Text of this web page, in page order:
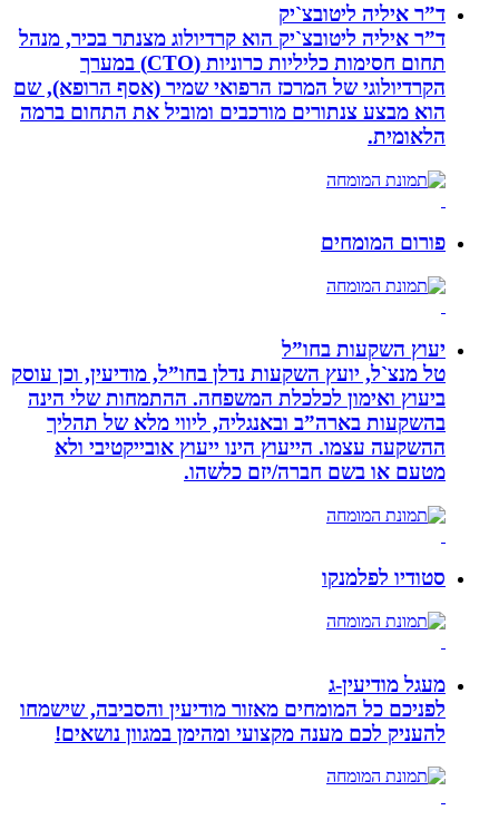
ד”ר איליה ליטובצ`יק
ד”ר איליה ליטובצ`יק הוא קרדיולוג מצנתר בכיר, מנהל
תחום חסימות כליליות כרוניות (CTO) במערך
הקרדיולוגי של המרכז הרפואי שמיר (אסף הרופא), שם
הוא מבצע צנתורים מורכבים ומוביל את התחום ברמה
הלאומית.
פורום המומחים
יעוץ השקעות בחו”ל
טל מנצ`ל, יועץ השקעות נדלן בחו”ל, מודיעין, וכן עוסק
ביעוץ ואימון לכלכלת המשפחה. ההתמחות שלי הינה
בהשקעות בארה”ב ובאנגליה, ליווי מלא של תהליך
ההשקעה עצמו. הייעוץ הינו ייעוץ אובייקטיבי ולא
מטעם או בשם חברה/יזם כלשהו.
סטודיו לפלמנקו
מעגל מודיעין-ג
לפניכם כל המומחים מאזור מודיעין והסביבה, שישמחו
להעניק לכם מענה מקצועי ומהימן במגוון נושאים!